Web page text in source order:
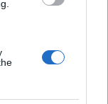
y
solares